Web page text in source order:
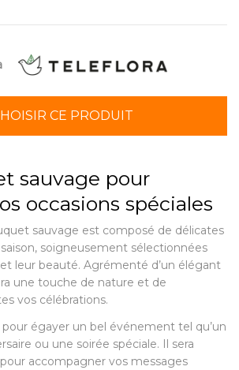
CE PRODUIT
sauvage pour
occasions spéciales
sauvage est composé de délicates
soigneusement sélectionnées
leur beauté. Agrémenté d’un élégant
une touche de nature et de
vos célébrations.
égayer un bel événement tel qu’un
ou une soirée spéciale. Il sera
accompagner vos messages